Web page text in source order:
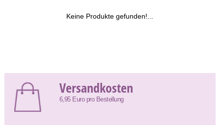
Keine Produkte gefunden!...
Versandkosten
6,95 Euro pro Bestellung